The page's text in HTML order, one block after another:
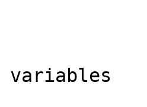
variables